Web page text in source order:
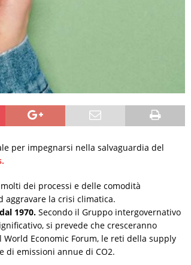
per impegnarsi nella salvaguardia del
dei processi e delle comodità
la crisi climatica.
1970. Secondo il Gruppo intergovernativo
si prevede che cresceranno
Economic Forum, le reti della supply
di emissioni annue di CO2.